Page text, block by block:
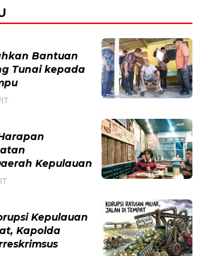
Bantuan
Tunai kepada
Kepulauan
Kepulauan
Kapolda